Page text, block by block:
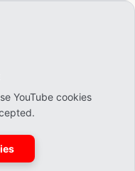
YouTube cookies